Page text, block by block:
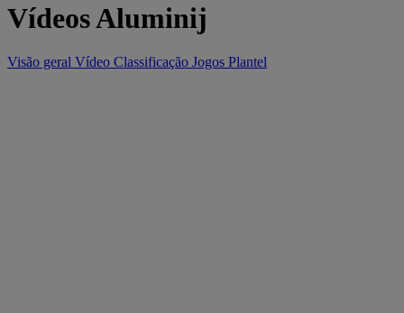
Vídeos Aluminij
Visão geral Vídeo Classificação Jogos Plantel